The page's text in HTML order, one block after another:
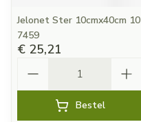
Jelonet Ster 10cmx40cm 10
7459
€ 25,21
Bestel